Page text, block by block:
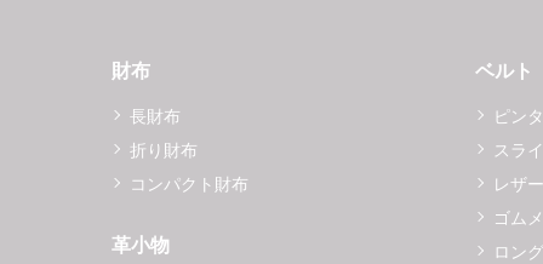
財布
長財布
折り財布
コンパクト財布
革小物
ベルト
ピン
スラ
レザ
ゴム
ロン